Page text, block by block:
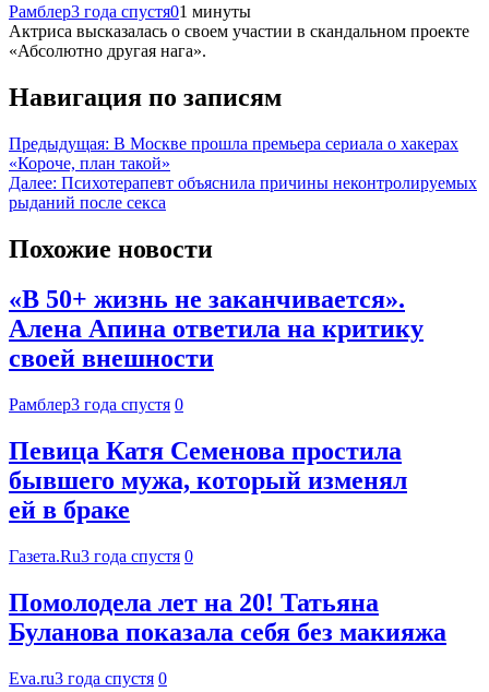
Рамблер3 года спустя01 минуты
Актриса высказалась о своем участии в скандальном проекте
«Абсолютно другая нага».
Навигация по записям
Предыдущая: В Москве прошла премьера сериала о хакерах
«Короче, план такой»
Далее: Психотерапевт объяснила причины неконтролируемых
рыданий после секса
Похожие новости
«В 50+ жизнь не заканчивается».
Алена Апина ответила на критику
своей внешности
Рамблер3 года спустя 0
Певица Катя Семенова простила
бывшего мужа, который изменял
ей в браке
Газета.Ru3 года спустя 0
Помолодела лет на 20! Татьяна
Буланова показала себя без макияжа
Eva.ru3 года спустя 0